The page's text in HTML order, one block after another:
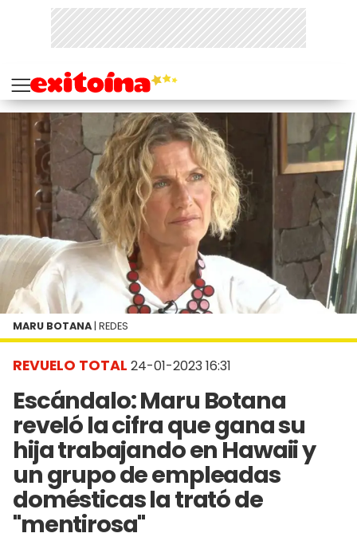
REVUELO TOTAL 24-01-2023 16:31
Escándalo: Maru Botana
reveló la cifra que gana su
hija trabajando en Hawaii y
un grupo de empleadas
domésticas la trató de
"mentirosa"
MARU BOTANA | REDES